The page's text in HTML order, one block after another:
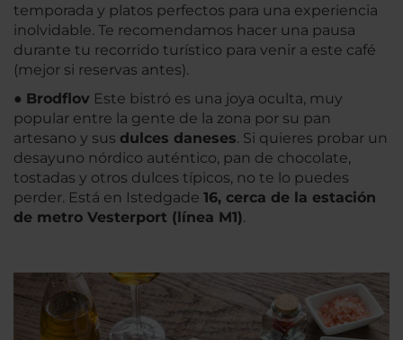
temporada y platos perfectos para una experiencia
inolvidable. Te recomendamos hacer una pausa
durante tu recorrido turístico para venir a este café
(mejor si reservas antes).
● Brodflov Este bistró es una joya oculta, muy
popular entre la gente de la zona por su pan
artesano y sus dulces daneses. Si quieres probar un
desayuno nórdico auténtico, pan de chocolate,
tostadas y otros dulces típicos, no te lo puedes
perder. Está en Istedgade 16, cerca de la estación
de metro Vesterport (línea M1).